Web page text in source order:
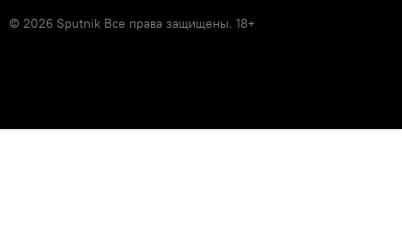
© 2026 Sputnik Все права защищены. 18+